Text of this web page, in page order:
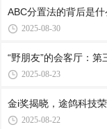
ABC分置法的背后是什
2025-08-30
“野朋友”的会客厅：第
2025-08-23
金i奖揭晓，途鸽科技
2025-08-22